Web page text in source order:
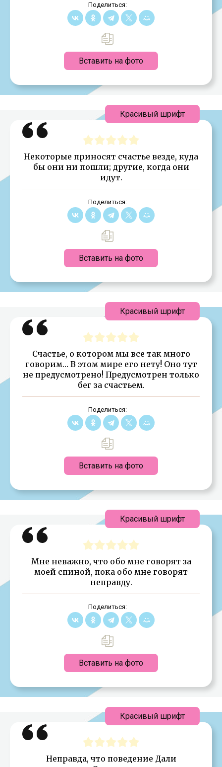
Поделиться:
Вставить на фото
Некоторые приносят счастье везде, куда
бы они ни пошли; другие, когда они
идут.
Поделиться:
Вставить на фото
Красивый шрифт
Счастье, о котором мы все так много
говорим… В этом мире его нету! Оно тут
не предусмотрено! Предусмотрен только
бег за счастьем.
Поделиться:
Вставить на фото
Красивый шрифт
Мне неважно, что обо мне говорят за
моей спиной, пока обо мне говорят
неправду.
Поделиться:
Вставить на фото
Красивый шрифт
Неправда, что поведение Дали
Красивый шрифт